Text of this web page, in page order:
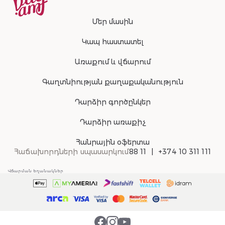
Մեր մասին
Կապ հաստատել
Առաքում և վճարում
Գաղտնիության քաղաքականություն
Դարձիր գործընկեր
Դարձիր առաքիչ
Հանրային օֆերտա
Հաճախորդների սպասարկում88 11 +374 10 311 111
Վճարման եղանակներ